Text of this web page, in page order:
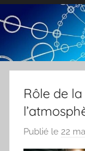
Rôle de
Publié le 22